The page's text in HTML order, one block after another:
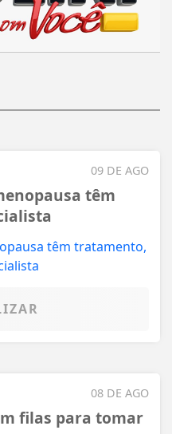
09 DE AGO
têm
08 DE AGO
filas para tomar